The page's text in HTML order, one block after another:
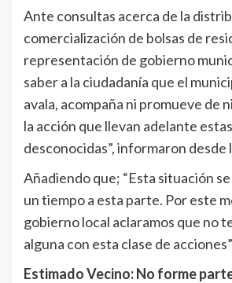
Ante consultas acerca de la
comercialización de bolsas de
representación de gobierno
saber a la ciudadanía que el
avala, acompaña ni promueve de
la acción que llevan adelante
desconocidas”, informaron desde
Añadiendo que; “Esta situación
un tiempo a esta parte. Por este
gobierno local aclaramos que no
alguna con esta clase de
Estimado Vecino: No forme